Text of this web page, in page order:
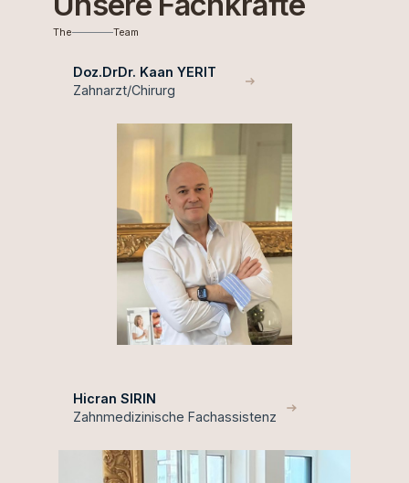
The Team
Doz.DrDr. Kaan YERIT
Zahnarzt/Chirurg
Hicran SIRIN
Zahnmedizinische Fachassistenz